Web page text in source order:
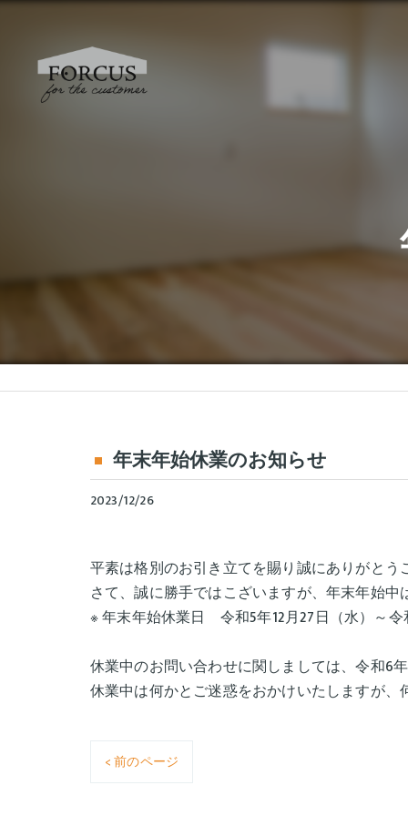
年末年始休業のお知らせ
2023/12/26
平素は格別のお引き立てを賜り誠にありがとう
さて、誠に勝手ではこざいますが、年末年始
※ 年末年始休業日 令和5年12月27日（水）～
休業中のお問い合わせに関しましては、令和6
休業中は何かとご迷惑をおかけいたしますが
< 前のページ